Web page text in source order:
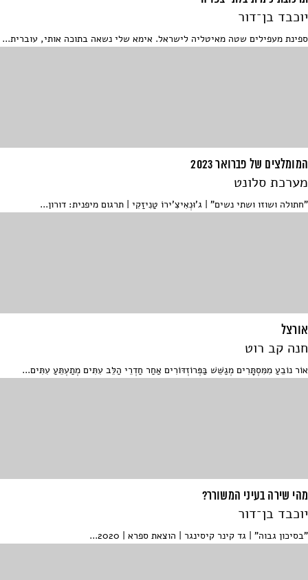
יוכבד בן־דור
ספינת מעפילים שטה מאיטליה לישראל. אימא שלי נשאה בתוכה אותי, עוברית...
המומלצים של פברואר 2023
מערכת סלונט
"חתולה ושוזו ושתי נשים" | ג'וּנְאִיצִ'ירוֹ טַנִיזַקִי | תרגום מיפנית: דורון...
אורצל
חנה קב רוט
אוֹר נוֹבֵעַ מִמִּסְתָּרִים מְגַשֵּׁשׁ בַּפְּרוֹזְדּוֹרִים אַחַר חַדְרֵי הַלֵּב עִתִּים מְתַעְתֵּעַ עִתִּים...
מהי שירה בעיני המשורר?
יוכבד בן־דור
"בסיכון גבוה" | גד קינר קיסינגר | הוצאת ספרא | 2020...